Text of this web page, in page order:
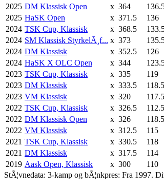
2025 DM Klassisk Open x 364
2025 HaSK Open x 371.5 136
2024 TSK Cup, Klassisk x 368.5
2024 SM Klassisk StyrkelÃ¸f... x 373
2024 DM Klassisk x 352.5 126
2024 HaSK X OLC Open x 344
2023 TSK Cup, Klassisk x 335 119
2023 DM Klassisk x 333.5 118.5
2023 VM Klassisk x 320 117.5
2022 TSK Cup, Klassisk x 326.5 112.5
2022 DM Klassisk Open x 326 118.5
2022 VM Klassisk x 312.5 115
2021 TSK Cup, Klassisk x 330.5 118
2021 DM Klassisk x 317.5 114
2019 Aask Open, Klassisk x 300 110
StÃ¦vnedata: 3-kamp og bÃ¦nkpres: Fra 1997.